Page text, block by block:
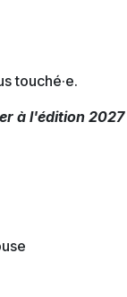
touché·e.
à l'édition 2027